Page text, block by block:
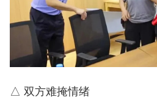
△ 双方难掩情绪